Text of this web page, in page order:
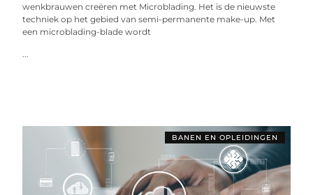
wenkbrauwen creëren met Microblading. Het is de nieuwste
techniek op het gebied van semi-permanente make-up. Met
een microblading-blade wordt
...
BANEN EN OPLEIDINGEN